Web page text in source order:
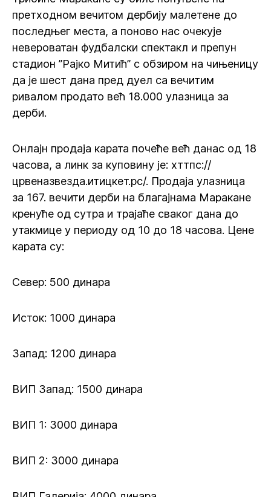
претходном вечитом дербију малетене до
последњег места, а поново нас очекује
невероватан фудбалски спектакл и препун
стадион ”Рајко Митић” с обзиром на чињеницу
да је шест дана пред дуел са вечитим
ривалом продато већ 18.000 улазница за
дерби.
Онлајн продаја карата почеће већ данас од 18
часова, а линк за куповину је: хттпс://
црвеназвезда.итицкет.рс/. Продаја улазница
за 167. вечити дерби на благајнама Маракане
кренуће од сутра и трајаће сваког дана до
утакмице у периоду од 10 до 18 часова. Цене
карата су:
Север: 500 динара
Исток: 1000 динара
Запад: 1200 динара
ВИП Запад: 1500 динара
ВИП 1: 3000 динара
ВИП 2: 3000 динара